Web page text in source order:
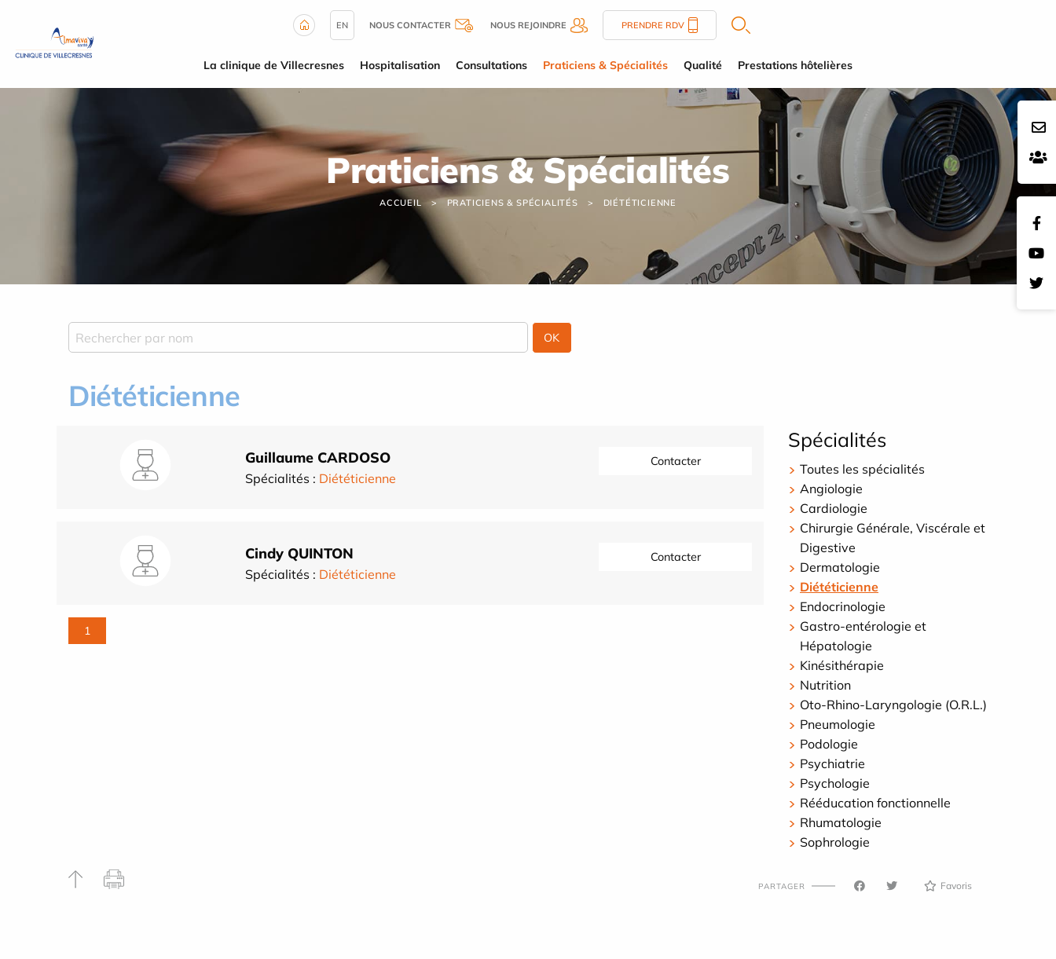
EN NOUS CONTACTER NOUS REJOINDRE PRENDRE RDV
La clinique de Villecresnes Hospitalisation Consultations Praticiens & Spécialités Qualité Prestations hôtelières
Praticiens & Spécialités
ACCUEIL PRATICIENS & SPÉCIALITÉS DIÉTÉTICIENNE
Diététicienne
Guillaume CARDOSO
Spécialités : Diététicienne
Contacter
Cindy QUINTON
Spécialités : Diététicienne
Contacter
1
Spécialités
Toutes les spécialités
Angiologie
Cardiologie
Chirurgie Générale, Viscérale et
Digestive
Dermatologie
Diététicienne
Endocrinologie
Gastro-entérologie et
Hépatologie
Kinésithérapie
Nutrition
Oto-Rhino-Laryngologie (O.R.L.)
Pneumologie
Podologie
Psychiatrie
Psychologie
Rééducation fonctionnelle
Rhumatologie
Sophrologie
PARTAGER Favoris